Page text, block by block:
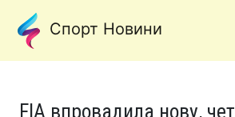
Спорт Новини
FIA впровадила нову,